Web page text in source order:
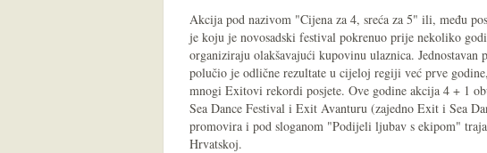
Akcija pod nazivom "Cijena za 4, sreća za 5" ili, među
je koju je novosadski festival pokrenuo prije nekoliko
organiziraju olakšavajući kupovinu ulaznica. Jednostavan
polučio je odlične rezultate u cijeloj regiji već prve
mnogi Exitovi rekordi posjete. Ove godine akcija 4 + 1
Sea Dance Festival i Exit Avanturu (zajedno Exit i Sea
promovira i pod sloganom "Podijeli ljubav s ekipom"
Hrvatskoj.